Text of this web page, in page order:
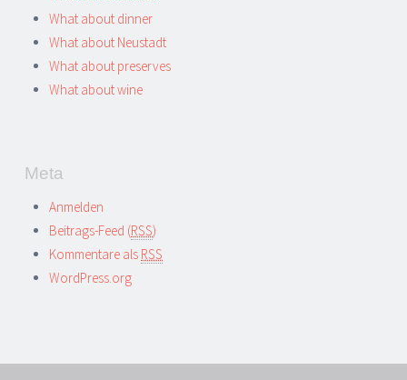
What about dinner
What about Neustadt
What about preserves
What about wine
Meta
Anmelden
Beitrags-Feed (RSS)
Kommentare als RSS
WordPress.org